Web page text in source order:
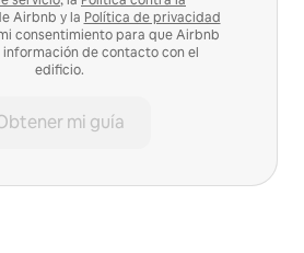
Airbnb y la Política de privacidad
consentimiento para que Airbnb
de contacto con el
edificio.
mi guía